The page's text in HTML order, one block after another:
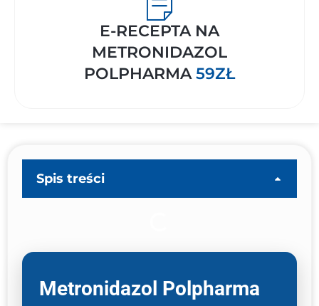
E-RECEPTA NA
METRONIDAZOL
POLPHARMA59ZŁ
Spis treści
Metronidazol Polpharma